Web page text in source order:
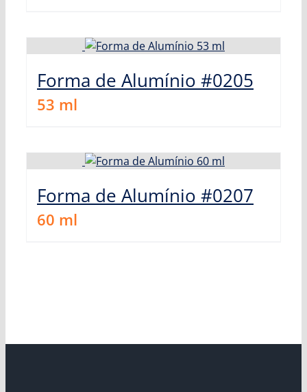
Forma de Alumínio #0205
53 ml
Forma de Alumínio #0207
60 ml